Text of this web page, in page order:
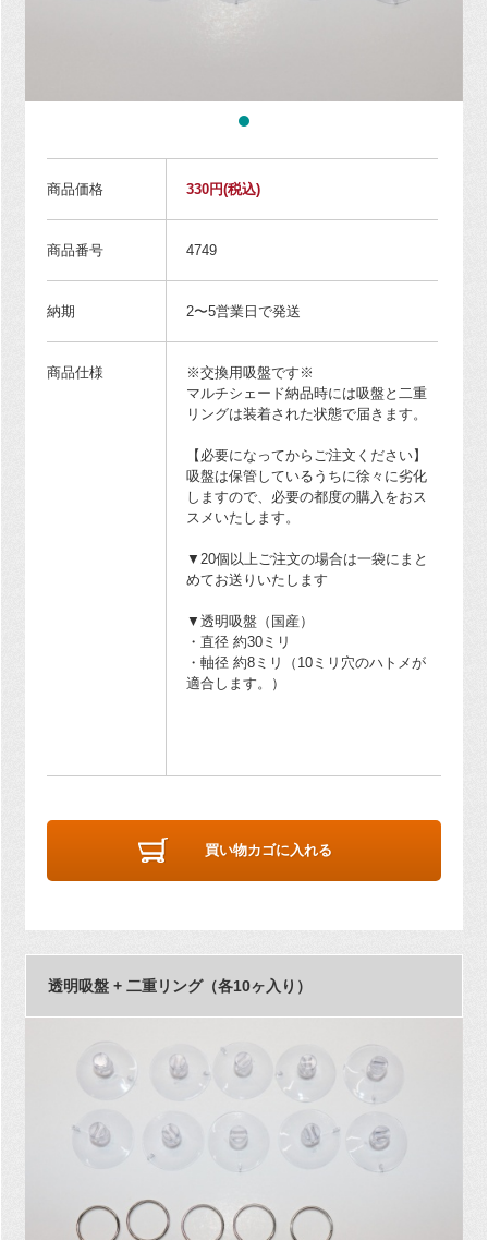
商品価格 330円(税込)
商品番号 4749
納期 2〜5営業日で発送
商品仕様
※交換用吸盤です※
マルチシェード納品時には吸盤と二重
リングは装着された状態で届きます。
【必要になってからご注文ください】
吸盤は保管しているうちに徐々に劣化
しますので、必要の都度の購入をおス
スメいたします。
▼20個以上ご注文の場合は一袋にまと
めてお送りいたします
▼透明吸盤（国産）
・直径 約30ミリ
・軸径 約8ミリ（10ミリ穴のハトメが
適合します。）
買い物カゴに入れる
透明吸盤 + 二重リング（各10ヶ入り）